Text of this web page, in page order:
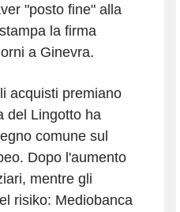
"posto fine" alla
la firma
a Ginevra.
acquisti premiano
del Lingotto ha
comune sul
Dopo l'aumento
mentre gli
risiko: Mediobanca